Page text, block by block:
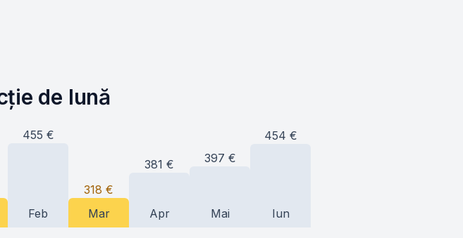
de lună
455 €
Feb
318 €
Mar
381 €
Apr
397 €
Mai
454 €
Iun